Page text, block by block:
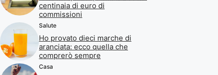
centinaia di euro di
commissioni
Salute
Ho provato dieci marche di
aranciata: ecco quella che
comprerò sempre
Casa